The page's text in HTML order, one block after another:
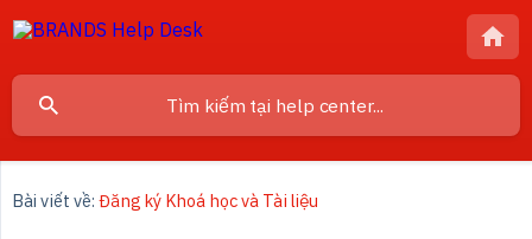
Bài viết về: Đăng ký Khoá học và Tài liệu